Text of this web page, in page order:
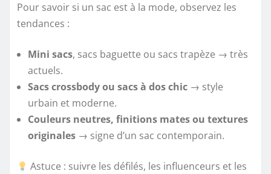
Pour savoir si un sac est à la mode, observez les
tendances :
Mini sacs, sacs baguette ou sacs trapèze → très
actuels.
Sacs crossbody ou sacs à dos chic → style
urbain et moderne.
Couleurs neutres, finitions mates ou textures
originales → signe d’un sac contemporain.
Astuce : suivre les défilés, les influenceurs et les